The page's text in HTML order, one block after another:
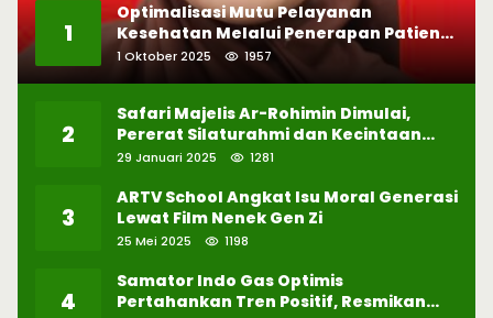
1
Optimalisasi Mutu Pelayanan
Kesehatan Melalui Penerapan Patient
Safety
1 Oktober 2025 1957
2
Safari Majelis Ar-Rohimin Dimulai,
Pererat Silaturahmi dan Kecintaan
pada Selawat
29 Januari 2025 1281
3
ARTV School Angkat Isu Moral Generasi
Lewat Film Nenek Gen Zi
25 Mei 2025 1198
4
Samator Indo Gas Optimis
Pertahankan Tren Positif, Resmikan